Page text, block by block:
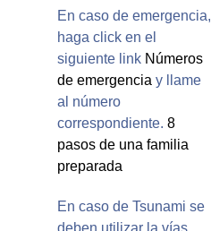
En caso de emergencia,
haga click en el
siguiente link Números
de emergencia y llame
al número
correspondiente. 8
pasos de una familia
preparada
En caso de Tsunami se
deben utilizar la vías